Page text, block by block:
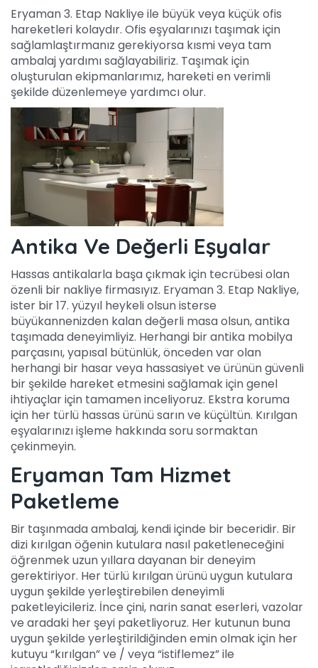
Eryaman 3. Etap Nakliye ile büyük veya küçük ofis
hareketleri kolaydır. Ofis eşyalarınızı taşımak için
sağlamlaştırmanız gerekiyorsa kısmi veya tam
ambalaj yardımı sağlayabiliriz. Taşımak için
oluşturulan ekipmanlarımız, hareketi en verimli
şekilde düzenlemeye yardımcı olur.
Antika Ve Değerli Eşyalar
Hassas antikalarla başa çıkmak için tecrübesi olan
özenli bir nakliye firmasıyız. Eryaman 3. Etap Nakliye,
ister bir 17. yüzyıl heykeli olsun isterse
büyükannenizden kalan değerli masa olsun, antika
taşımada deneyimliyiz. Herhangi bir antika mobilya
parçasını, yapısal bütünlük, önceden var olan
herhangi bir hasar veya hassasiyet ve ürünün güvenli
bir şekilde hareket etmesini sağlamak için genel
ihtiyaçlar için tamamen inceliyoruz. Ekstra koruma
için her türlü hassas ürünü sarın ve küçültün. Kırılgan
eşyalarınızı işleme hakkında soru sormaktan
çekinmeyin.
Eryaman Tam Hizmet
Paketleme
Bir taşınmada ambalaj, kendi içinde bir beceridir. Bir
dizi kırılgan öğenin kutulara nasıl paketleneceğini
öğrenmek uzun yıllara dayanan bir deneyim
gerektiriyor. Her türlü kırılgan ürünü uygun kutulara
uygun şekilde yerleştirebilen deneyimli
paketleyicileriz. İnce çini, narin sanat eserleri, vazolar
ve aradaki her şeyi paketliyoruz. Her kutunun buna
uygun şekilde yerleştirildiğinden emin olmak için her
kutuyu “kırılgan” ve / veya “istiflemez” ile